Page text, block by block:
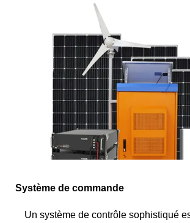
Système de commande
Un système de contrôle sophistiqué